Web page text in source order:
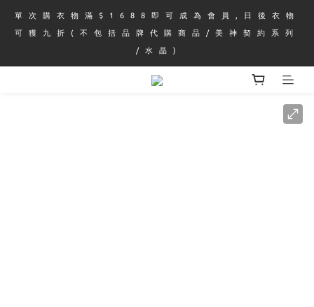
單 次 購 衣 物 滿 $ 1 6 8 8 即 可 成 為 會 員 , 日 後 衣 物
可 獲 九 折 ( 不 包 括 品 牌 代 購 商 品 / 美 神 契 約 系 列
/ 水 晶 )